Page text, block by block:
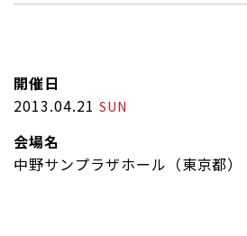
開催日
2013.04.21 SUN
会場名
中野サンプラザホール（東京都）